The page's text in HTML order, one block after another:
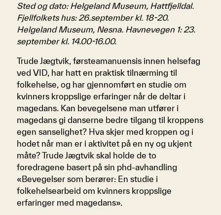
Sted og dato: Helgeland Museum, Hattfjelldal.
Fjellfolkets hus: 26.september kl. 18-20.
Helgeland Museum, Nesna. Havnevegen 1: 23.
september kl. 14.00-16.00.
Trude Jægtvik, førsteamanuensis innen helsefag
ved VID, har hatt en praktisk tilnærming til
folkehelse, og har gjennomført en studie om
kvinners kroppslige erfaringer når de deltar i
magedans. Kan bevegelsene man utfører i
magedans gi danserne bedre tilgang til kroppens
egen sanselighet? Hva skjer med kroppen og i
hodet når man er i aktivitet på en ny og ukjent
måte? Trude Jægtvik skal holde de to
foredragene basert på sin phd-avhandling
«Bevegelser som berører: En studie i
folkehelsearbeid om kvinners kroppslige
erfaringer med magedans».